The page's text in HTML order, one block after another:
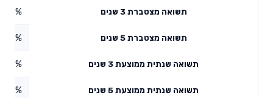
תשואה מצטברת 3 שנים
תשואה מצטברת 5 שנים
תשואה שנתית ממוצעת 3 שנים
תשואה שנתית ממוצעת 5 שנים